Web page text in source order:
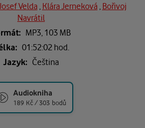
Velda Klára Jerneková Bořivoj
Navrátil
MP3, 103 MB
01:52:02 hod.
Jazyk: Čeština
Audiokniha
189 Kč / 303 bodů